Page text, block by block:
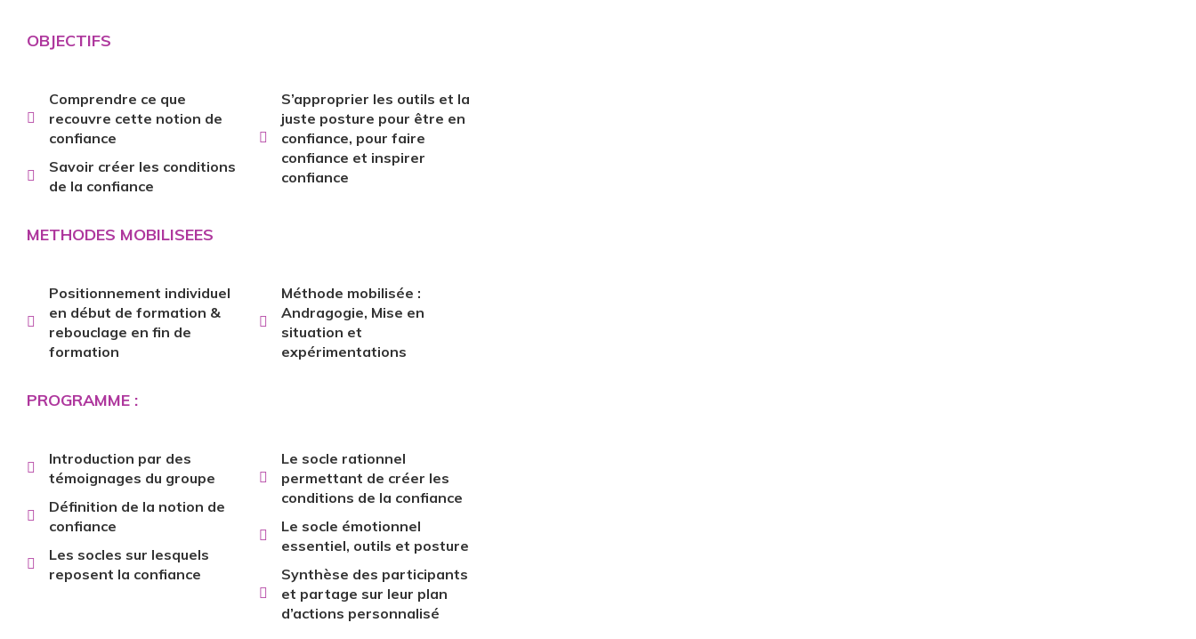
OBJECTIFS
Comprendre ce que
recouvre cette notion de
confiance
Savoir créer les conditions
de la confiance
S’approprier les outils et la
juste posture pour être en
confiance, pour faire
confiance et inspirer
confiance
METHODES MOBILISEES
Positionnement individuel
en début de formation &
rebouclage en fin de
formation
Méthode mobilisée :
Andragogie, Mise en
situation et
expérimentations
PROGRAMME :
Introduction par des
témoignages du groupe
Définition de la notion de
confiance
Les socles sur lesquels
reposent la confiance
Le socle rationnel
permettant de créer les
conditions de la confiance
Le socle émotionnel
essentiel, outils et posture
Synthèse des participants
et partage sur leur plan
d’actions personnalisé